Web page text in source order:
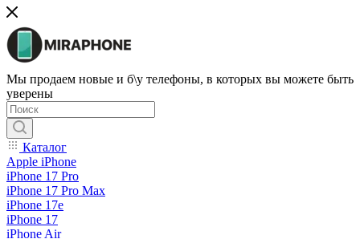
Мы продаем новые и б\у телефоны, в которых вы можете быть
уверены
Каталог
Apple iPhone
iPhone 17 Pro
iPhone 17 Pro Max
iPhone 17e
iPhone 17
iPhone Air